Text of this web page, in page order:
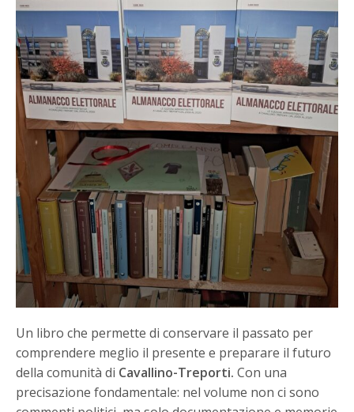
Un libro che permette di conservare il passato per
comprendere meglio il presente e preparare il futuro
della comunità di Cavallino-Treporti. Con una
precisazione fondamentale: nel volume non ci sono